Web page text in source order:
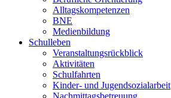
Alltagskompetenzen
BNE
Medienbildung
Schulleben
Veranstaltungsrückblick
Aktivitäten
Schulfahrten
Kinder- und Jugendsozialarbeit
Nachmittagsbetreuung